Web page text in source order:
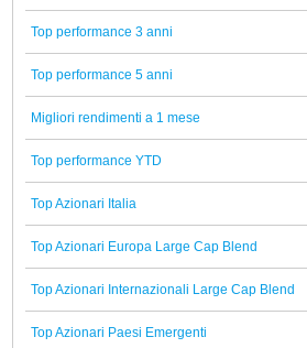
Top performance 3 anni
Top performance 5 anni
Migliori rendimenti a 1 mese
Top performance YTD
Top Azionari Italia
Top Azionari Europa Large Cap Blend
Top Azionari Internazionali Large Cap Blend
Top Azionari Paesi Emergenti